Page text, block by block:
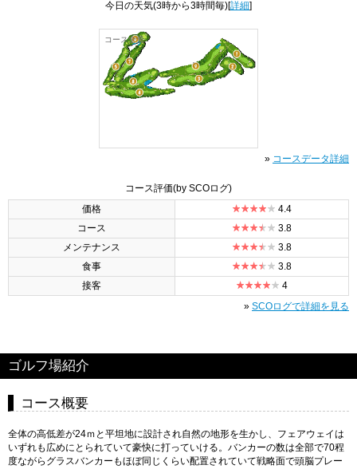
今日の天気(3時から3時間毎)[詳細]
コース全景
» コースデータ詳細
コース評価(by SCOログ)
価格
4.4
コース
3.8
メンテナンス
3.8
食事
3.8
接客
4
» SCOログで詳細を見る
ゴルフ場紹介
コース概要
全体の高低差が24ｍと平坦地に設計され自然の地形を生かし、フェアウェイは
いずれも広めにとられていて豪快に打っていける。バンカーの数は全部で70程
度ながらグラスバンカーもほぼ同じくらい配置されていて戦略面で頭脳プレー